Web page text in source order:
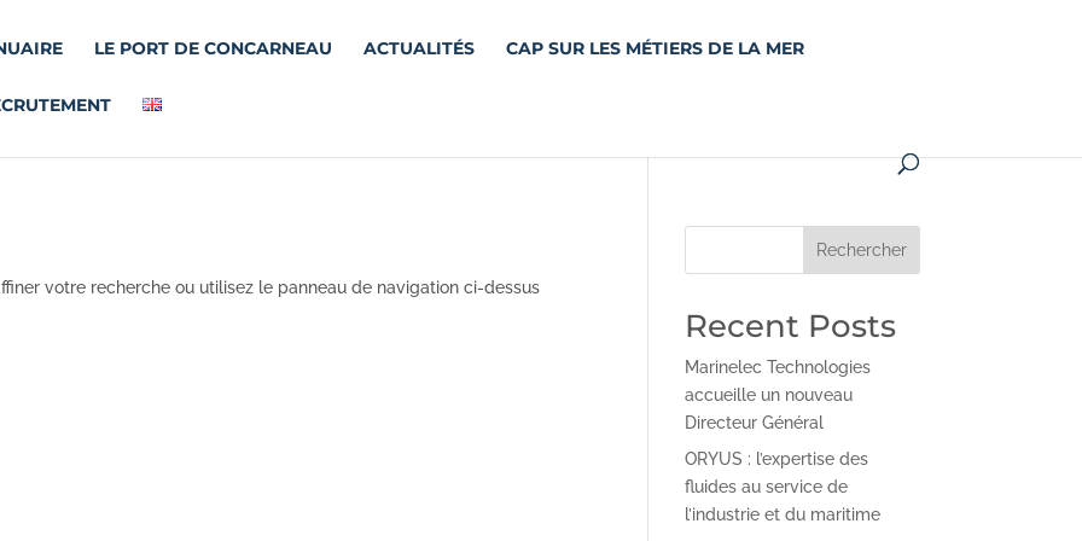
LE PORT DE CONCARNEAU ACTUALITÉS CAP SUR LES MÉTIERS DE LA MER
votre recherche ou utilisez le panneau de navigation ci-dessus
Rechercher
Recent Posts
Marinelec Technologies
accueille un nouveau
Directeur Général
ORYUS : l’expertise des
fluides au service de
l’industrie et du maritime